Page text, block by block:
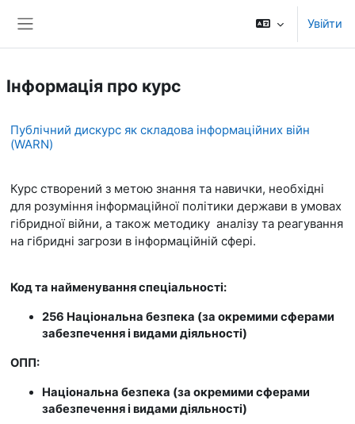
Увійти
Інформація про курс
Публічний дискурс як складова інформаційних війн
(WARN)
Курс створений з метою знання та навички, необхідні
для розуміння інформаційної політики держави в умовах
гібридної війни, а також методику аналізу та реагування
на гібридні загрози в інформаційній сфері.
Код та найменування спеціальності:
256 Національна безпека (за окремими сферами
забезпечення і видами діяльності)
ОПП:
Національна безпека (за окремими сферами
забезпечення і видами діяльності)